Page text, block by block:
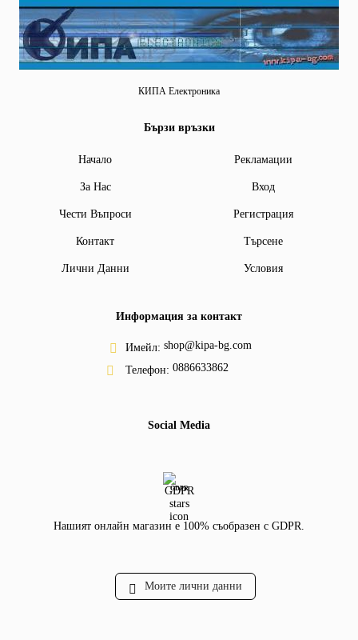
КИПА Електроника
Бързи връзки
Начало Рекламации
За Нас Вход
Чести Въпроси Регистрация
Контакт Търсене
Лични Данни Условия
Информация за контакт
Имейл: shop@kipa-bg.com
Телефон: 0886633862
Social Media
GDPR
Нашият онлайн магазин е 100% съобразен с GDPR.
Моите лични данни